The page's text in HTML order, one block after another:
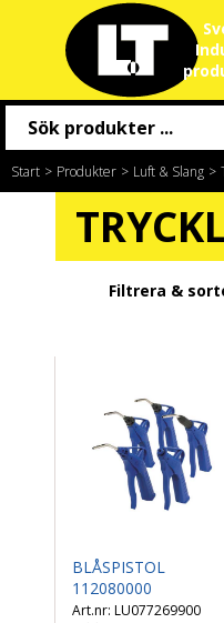
Start / Produkter / Luft & Slang /
Filtrera &
BLÅSPISTOL
112080000
LU077269900